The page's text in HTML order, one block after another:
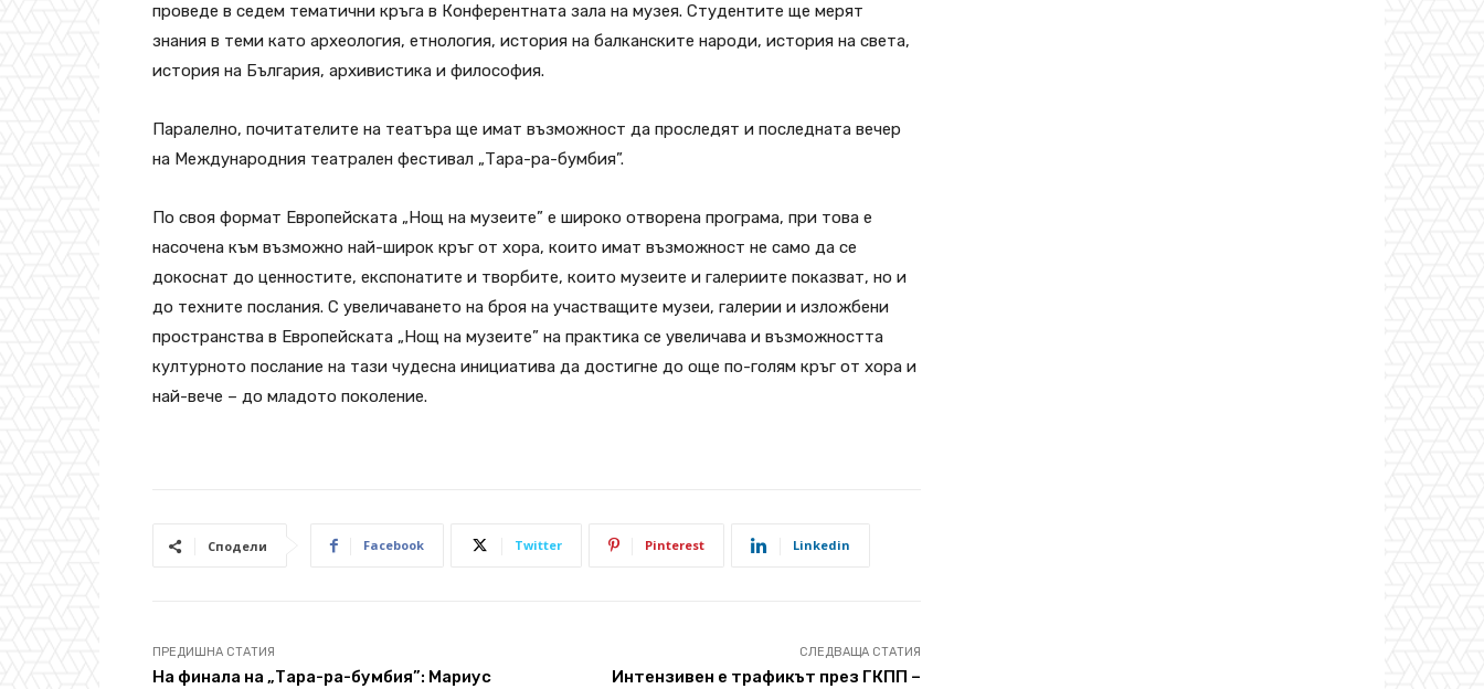
проведе в седем тематични кръга в Конферентната зала на музея. Студентите ще мерят
знания в теми като археология, етнология, история на балканските народи, история на света,
история на България, архивистика и философия.
Паралелно, почитателите на театъра ще имат възможност да проследят и последната вечер
на Международния театрален фестивал „Тара-ра-бумбия”.
По своя формат Европейската „Нощ на музеите” е широко отворена програма, при това е
насочена към възможно най-широк кръг от хора, които имат възможност не само да се
докоснат до ценностите, експонатите и творбите, които музеите и галериите показват, но и
до техните послания. С увеличаването на броя на участващите музеи, галерии и изложбени
пространства в Европейската „Нощ на музеите” на практика се увеличава и възможността
културното послание на тази чудесна инициатива да достигне до още по-голям кръг от хора и
най-вече – до младото поколение.
Сподели Facebook Twitter Pinterest Linkedin
ПРЕДИШНА СТАТИЯ
На финала на „Тара-ра-бумбия”: Мариус
СЛЕДВАЩА СТАТИЯ
Интензивен е трафикът през ГКПП –